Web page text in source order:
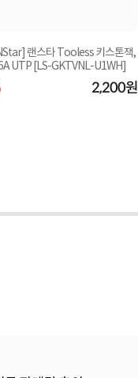
랜스타 Tooless 키스톤잭,
UTP [LS-GKTVNL-U1WH]
2,200원